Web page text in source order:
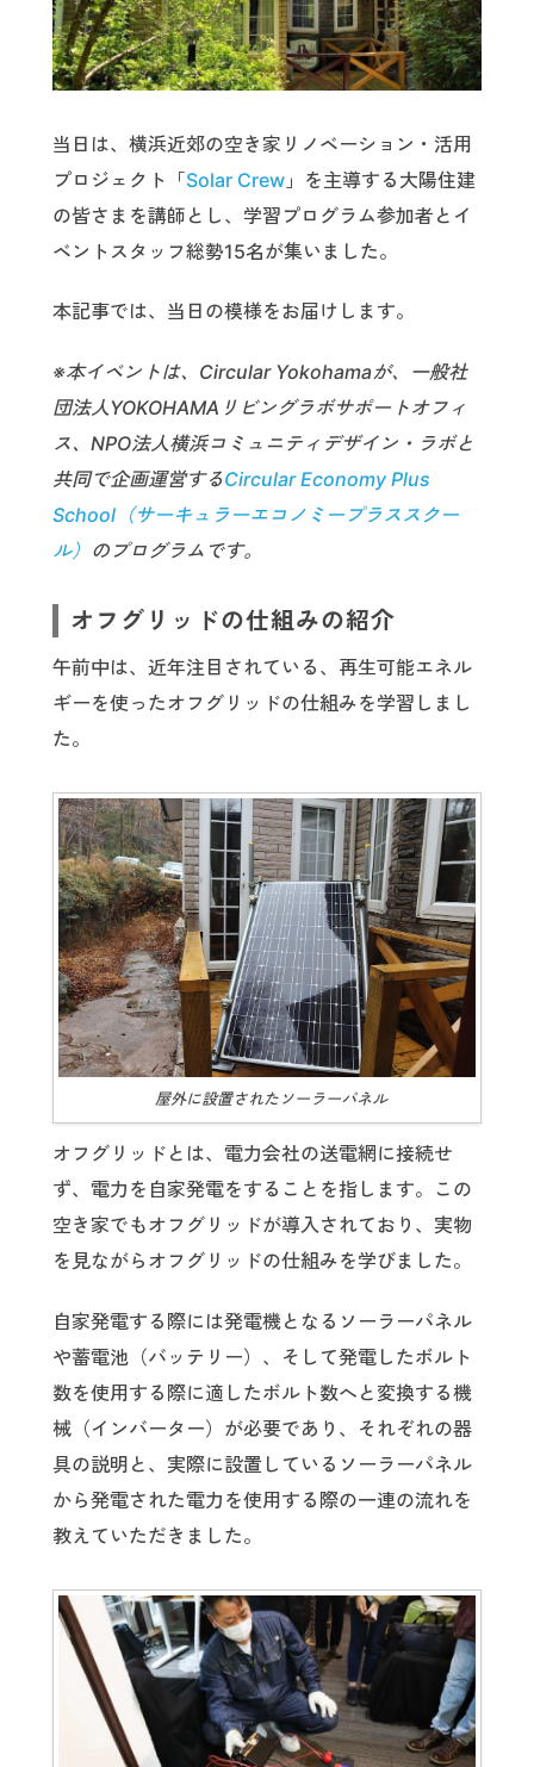
当日は、横浜近郊の空き家リノベーション・活用
プロジェクト「Solar Crew 」を主導する大陽住建
の皆さまを講師とし、学習プログラム参加者とイ
ベントスタッフ総勢15名が集いました。
本記事では、当日の模様をお届けします。
※本イベントは、Circular Yokohamaが、一般社
団法人YOKOHAMAリビングラボサポートオフィ
ス、NPO法人横浜コミュニティデザイン・ラボと
共同で企画運営するCircular Economy Plus
School（サーキュラーエコノミープラススクー
ル） のプログラムです。
オフグリッドの仕組みの紹介
午前中は、近年注目されている、再生可能エネル
ギーを使ったオフグリッドの仕組みを学習しまし
た。
屋外に設置されたソーラーパネル
オフグリッドとは、電力会社の送電網に接続せ
ず、電力を自家発電をすることを指します。この
空き家でもオフグリッドが導入されており、実物
を見ながらオフグリッドの仕組みを学びました。
自家発電する際には発電機となるソーラーパネル
や蓄電池（バッテリー）、そして発電したボルト
数を使用する際に適したボルト数へと変換する機
械（インバーター）が必要であり、それぞれの器
具の説明と、実際に設置しているソーラーパネル
から発電された電力を使用する際の一連の流れを
教えていただきました。